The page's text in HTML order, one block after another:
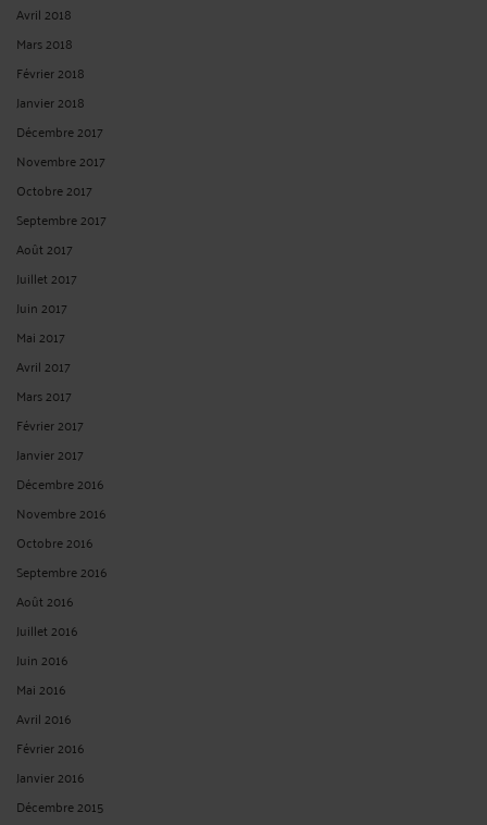
Avril 2018
Mars 2018
Février 2018
Janvier 2018
Décembre 2017
Novembre 2017
Octobre 2017
Septembre 2017
Août 2017
Juillet 2017
Juin 2017
Mai 2017
Avril 2017
Mars 2017
Février 2017
Janvier 2017
Décembre 2016
Novembre 2016
Octobre 2016
Septembre 2016
Août 2016
Juillet 2016
Juin 2016
Mai 2016
Avril 2016
Février 2016
Janvier 2016
Décembre 2015